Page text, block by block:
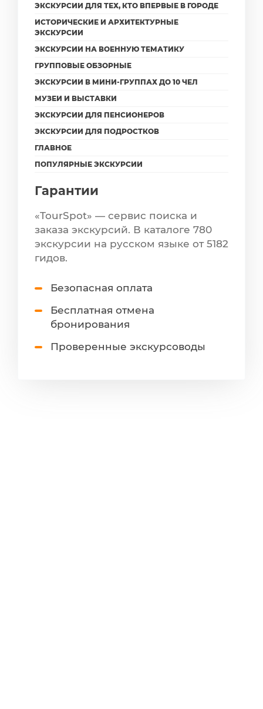
ЭКСКУРСИИ ДЛЯ ТЕХ, КТО ВПЕРВЫЕ В ГОРОДЕ
ИСТОРИЧЕСКИЕ И АРХИТЕКТУРНЫЕ
ЭКСКУРСИИ
ЭКСКУРСИИ НА ВОЕННУЮ ТЕМАТИКУ
ГРУППОВЫЕ ОБЗОРНЫЕ
ЭКСКУРСИИ В МИНИ-ГРУППАХ ДО 10 ЧЕЛ
МУЗЕИ И ВЫСТАВКИ
ЭКСКУРСИИ ДЛЯ ПЕНСИОНЕРОВ
ЭКСКУРСИИ ДЛЯ ПОДРОСТКОВ
ГЛАВНОЕ
ПОПУЛЯРНЫЕ ЭКСКУРСИИ
Гарантии
«TourSpot» — сервис поиска и
заказа экскурсий. В каталоге 780
экскурсии на русском языке от 5182
гидов.
Безопасная оплата
Бесплатная отмена
бронирования
Проверенные экскурсоводы